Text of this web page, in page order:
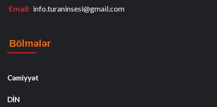
Email: info.turaninsesi@gmail.com
Bölmələr
Cəmiyyət
DİN